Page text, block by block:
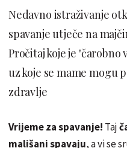
Nedavno istraživanje
spavanje utječe na
Pročitaj koje je
uz koje se mame mogu
zdravlje
Vrijeme za spavanje! Taj
mališani spavaju, a vi se